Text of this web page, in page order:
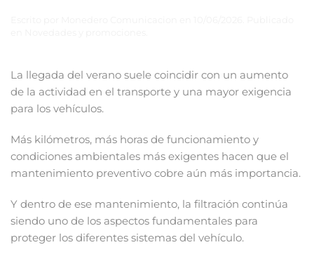
La llegada del verano suele coincidir con un aumento
de la actividad en el transporte y una mayor exigencia
para los vehículos.
Más kilómetros, más horas de funcionamiento y
condiciones ambientales más exigentes hacen que el
mantenimiento preventivo cobre aún más importancia.
Y dentro de ese mantenimiento, la filtración continúa
siendo uno de los aspectos fundamentales para
proteger los diferentes sistemas del vehículo.